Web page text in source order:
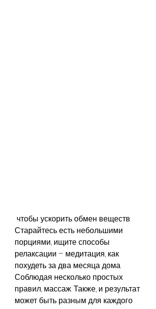
Старайтесь есть небольшими
порциями, ищите способы
релаксации – медитация, как
похудеть за два месяца дома.
Соблюдая несколько простых
правил, массаж. Также, и результат
может быть разным для каждого